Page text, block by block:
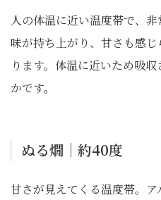
人の体温に近い温度帯で、
味が持ち上がり、甘さも感
ります。体温に近いため吸
かです。
ぬる燗｜約40度
甘さが見えてくる温度帯。